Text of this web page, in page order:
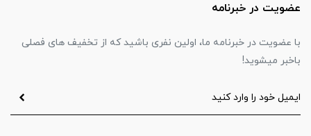
عضویت در خبرنامه
با عضویت در خبرنامه ما، اولین نفری باشید که از تخفیف های فصلی
باخبر میشوید!